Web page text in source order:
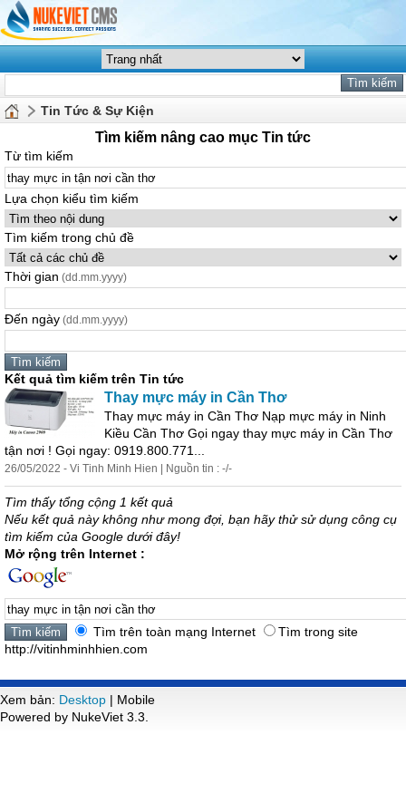
Tin Tức & Sự Kiện
Tìm kiếm nâng cao mục Tin tức
Từ tìm kiếm
Lựa chọn kiểu tìm kiếm
Tìm kiếm trong chủ đề
Thời gian (dd.mm.yyyy)
Đến ngày (dd.mm.yyyy)
Kết quả tìm kiếm trên Tin tức
Thay mực máy in Cần Thơ
Thay mực máy in Cần Thơ Nạp mực máy in Ninh
Kiều Cần Thơ Gọi ngay thay mực máy in Cần Thơ
tận nơi ! Gọi ngay: 0919.800.771...
26/05/2022 - Vi Tin h Min h Hien | Nguồn tin : -/-
Tìm thấy tổng cộng 1 kết quả
Nếu kết quả này không như mong đợi, bạn hãy thử sử dụng công cụ
tìm kiếm của Google dưới đây!
Mở rộng trên Internet :
Tìm trên toàn mạng Internet
Tìm trong site
http://vitinhminhhien.com
Xem bản: Desktop | Mobile
Powered by NukeViet 3.3.